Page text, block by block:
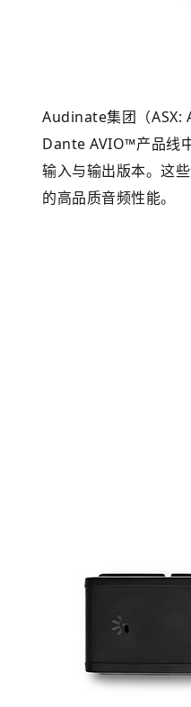
Audinate集团（ASX:
Dante AVIO™产品线
输入与输出版本。这
的高品质音频性能。